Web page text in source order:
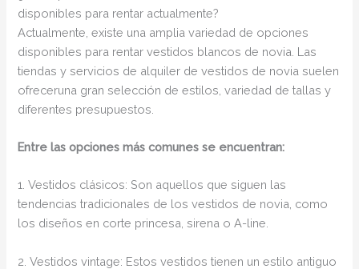
disponibles para rentar actualmente?
Actualmente, existe una amplia variedad de opciones
disponibles para rentar vestidos blancos de novia. Las
tiendas y servicios de alquiler de vestidos de novia suelen
ofreceruna gran selección de estilos, variedad de tallas y
diferentes presupuestos.
Entre las opciones más comunes se encuentran:
1. Vestidos clásicos: Son aquellos que siguen las
tendencias tradicionales de los vestidos de novia, como
los diseños en corte princesa, sirena o A-line.
2. Vestidos vintage: Estos vestidos tienen un estilo antiguo